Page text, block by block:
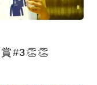
#3👏👏